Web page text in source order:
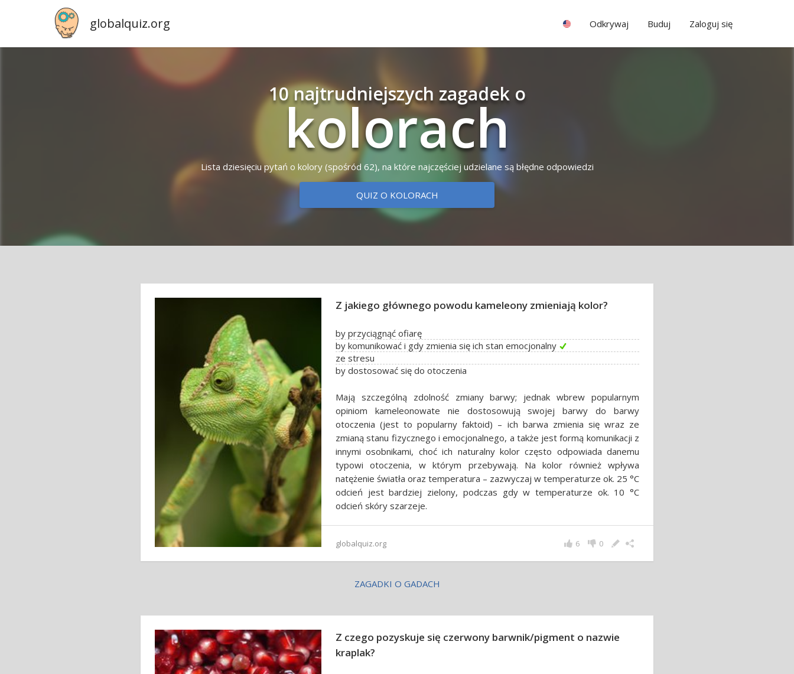
globalquiz.org Odkrywaj Buduj Zaloguj się
10 najtrudniejszych zagadek o
kolorach
Lista dziesięciu pytań o kolory (spośród 62), na które najczęściej udzielane są błędne odpowiedzi
QUIZ O KOLORACH
Z jakiego głównego powodu kameleony zmieniają kolor?
by przyciągnąć ofiarę
by komunikować i gdy zmienia się ich stan emocjonalny
ze stresu
by dostosować się do otoczenia
Mają szczególną zdolność zmiany barwy; jednak wbrew popularnym
opiniom kameleonowate nie dostosowują swojej barwy do barwy
otoczenia (jest to popularny faktoid) – ich barwa zmienia się wraz ze
zmianą stanu fizycznego i emocjonalnego, a także jest formą komunikacji z
innymi osobnikami, choć ich naturalny kolor często odpowiada danemu
typowi otoczenia, w którym przebywają. Na kolor również wpływa
natężenie światła oraz temperatura – zazwyczaj w temperaturze ok. 25 °C
odcień jest bardziej zielony, podczas gdy w temperaturze ok. 10 °C
odcień skóry szarzeje.
globalquiz.org 0
6
ZAGADKI O GADACH
Z czego pozyskuje się czerwony barwnik/pigment o nazwie
kraplak?